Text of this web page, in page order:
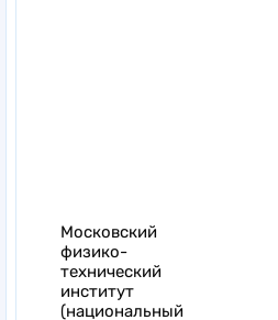
Московский
физико-
технический
институт
(национальный